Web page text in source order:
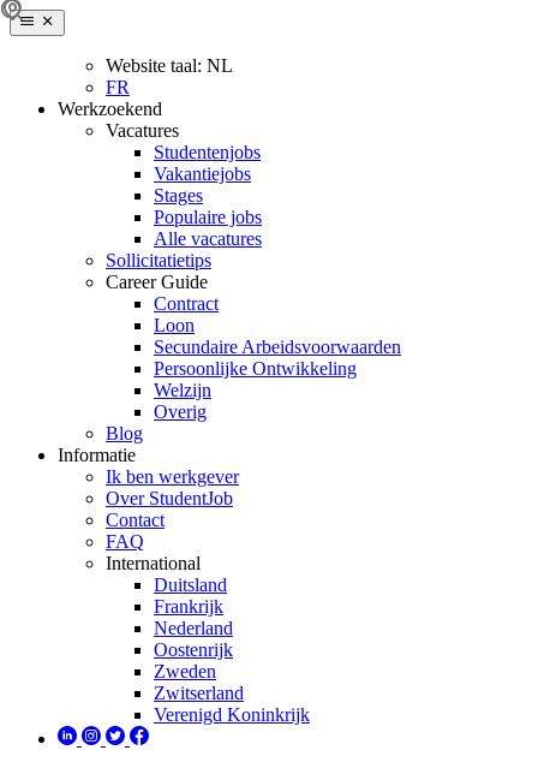
Website taal: NL
FR
Werkzoekend
Vacatures
Studentenjobs
Vakantiejobs
Stages
Populaire jobs
Alle vacatures
Sollicitatietips
Career Guide
Contract
Loon
Secundaire Arbeidsvoorwaarden
Persoonlijke Ontwikkeling
Welzijn
Overig
Blog
Informatie
Ik ben werkgever
Over StudentJob
Contact
FAQ
International
Duitsland
Frankrijk
Nederland
Oostenrijk
Zweden
Zwitserland
Verenigd Koninkrijk